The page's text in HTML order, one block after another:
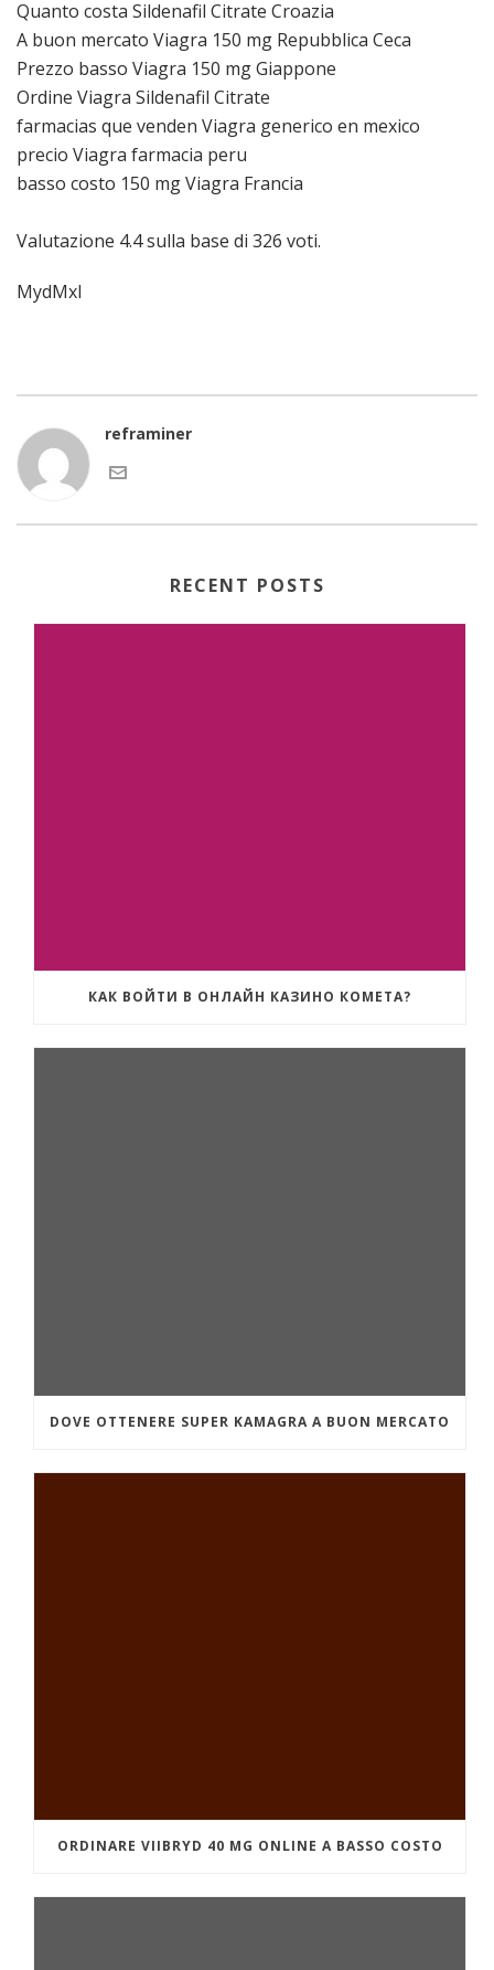
Quanto costa Sildenafil Citrate Croazia
A buon mercato Viagra 150 mg Repubblica Ceca
Prezzo basso Viagra 150 mg Giappone
Ordine Viagra Sildenafil Citrate
farmacias que venden Viagra generico en mexico
precio Viagra farmacia peru
basso costo 150 mg Viagra Francia
Valutazione 4.4sulla base di 326 voti.
MydMxI
reframiner
RECENT POSTS
КАК ВОЙТИ В ОНЛАЙН КАЗИНО КОМЕТА?
DOVE OTTENERE SUPER KAMAGRA A BUON MERCATO
ORDINARE VIIBRYD 40 MG ONLINE A BASSO COSTO